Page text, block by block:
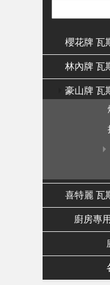
櫻花牌 瓦
林內牌 瓦
豪山牌 瓦
喜特麗 瓦
廚房專